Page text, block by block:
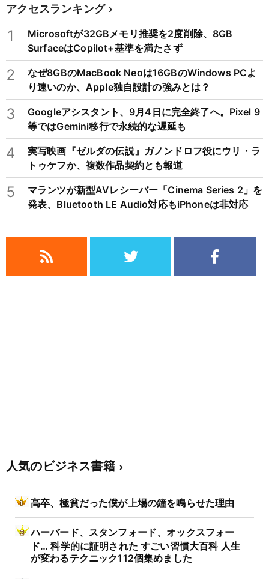
アクセスランキング
1
Microsoftが32GBメモリ推奨を2度削除、8GB
SurfaceはCopilot+基準を満たさず
2
なぜ8GBのMacBook Neoは16GBのWindows PCよ
り速いのか、Apple独自設計の強みとは？
3
Googleアシスタント、9月4日に完全終了へ。Pixel 9
等ではGemini移行で永続的な遅延も
4
実写映画『ゼルダの伝説』ガノンドロフ役にウリ・ラ
トゥケフか、複数作品契約とも報道
5
マランツが新型AVレシーバー「Cinema Series 2」を
発表、Bluetooth LE Audio対応もiPhoneは非対応
人気のビジネス書籍
高卒、極貧だった僕が上場の鐘を鳴らせた理由
ハーバード、スタンフォード、オックスフォー
ド… 科学的に証明された すごい習慣大百科 人生
が変わるテクニック112個集めました